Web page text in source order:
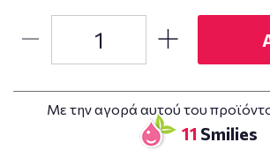
Με την αγορά αυτού του
11 Smilies